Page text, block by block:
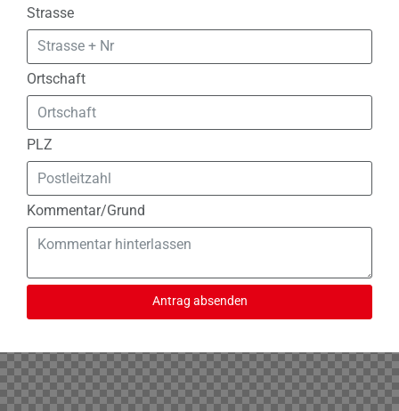
Strasse
Ortschaft
PLZ
Kommentar/Grund
Antrag absenden